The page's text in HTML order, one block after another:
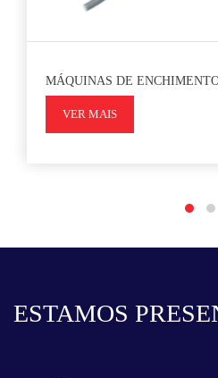
MÁQUINAS DE
VER MAIS
ESTAMOS